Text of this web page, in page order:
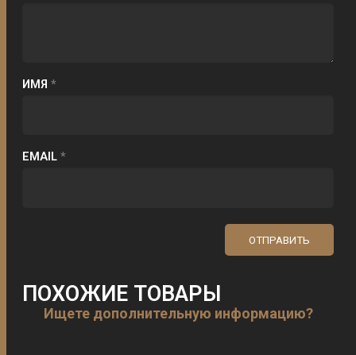
ИМЯ*
EMAIL*
ПОХОЖИЕ ТОВАРЫ
Ищете дополнительную информацию?